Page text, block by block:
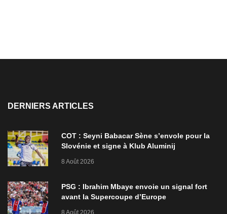
DERNIERS ARTICLES
COT : Seyni Babacar Sène s’envole pour la
Slovénie et signe à Klub Aluminij
8 Août 2026
PSG : Ibrahim Mbaye envoie un signal fort
avant la Supercoupe d’Europe
8 Août 2026